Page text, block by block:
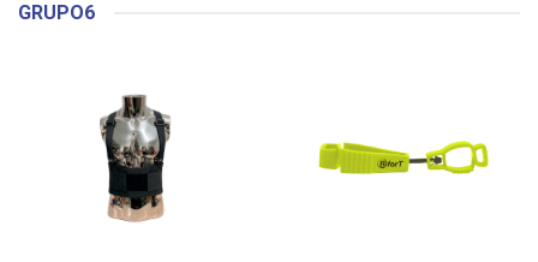
GRUPO6